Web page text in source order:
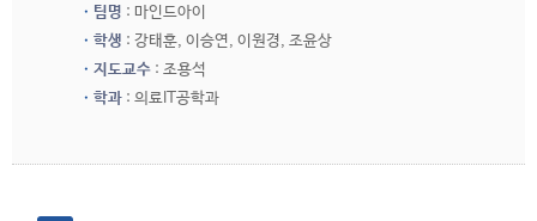
팀명 : 마인드아이
학생 : 강태훈, 이승연, 이원경, 조윤상
지도교수 : 조용석
학과 : 의료IT공학과